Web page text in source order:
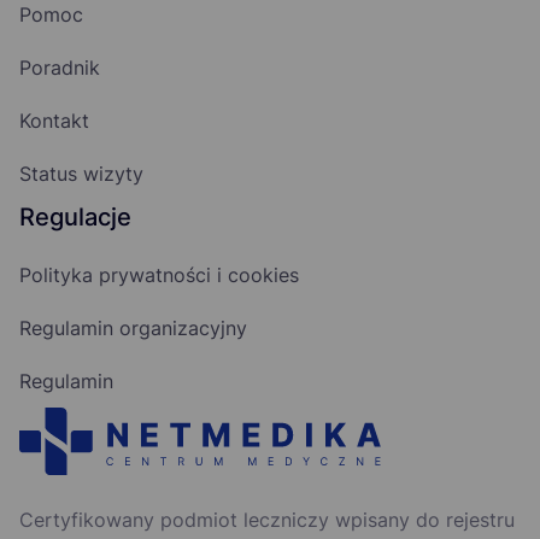
Certyfikowany podmiot leczniczy wpisany do rejestru
Pomoc
Poradnik
Kontakt
Status wizyty
Regulacje
Polityka prywatności i cookies
Regulamin organizacyjny
Regulamin